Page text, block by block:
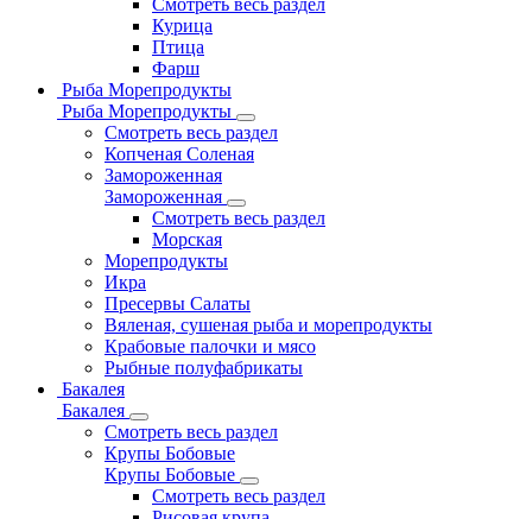
Смотреть весь раздел
Курица
Птица
Фарш
Рыба Морепродукты
Рыба Морепродукты
Смотреть весь раздел
Копченая Соленая
Замороженная
Замороженная
Смотреть весь раздел
Морская
Морепродукты
Икра
Пресервы Салаты
Вяленая, сушеная рыба и морепродукты
Крабовые палочки и мясо
Рыбные полуфабрикаты
Бакалея
Бакалея
Смотреть весь раздел
Крупы Бобовые
Крупы Бобовые
Смотреть весь раздел